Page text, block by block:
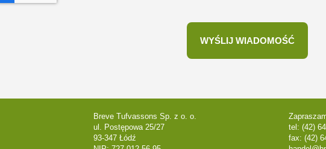
Breve Tufvassons Sp. z o. o.
ul. Postępowa 25/27
93-347 Łódź
tel: (42)
fax: (42)